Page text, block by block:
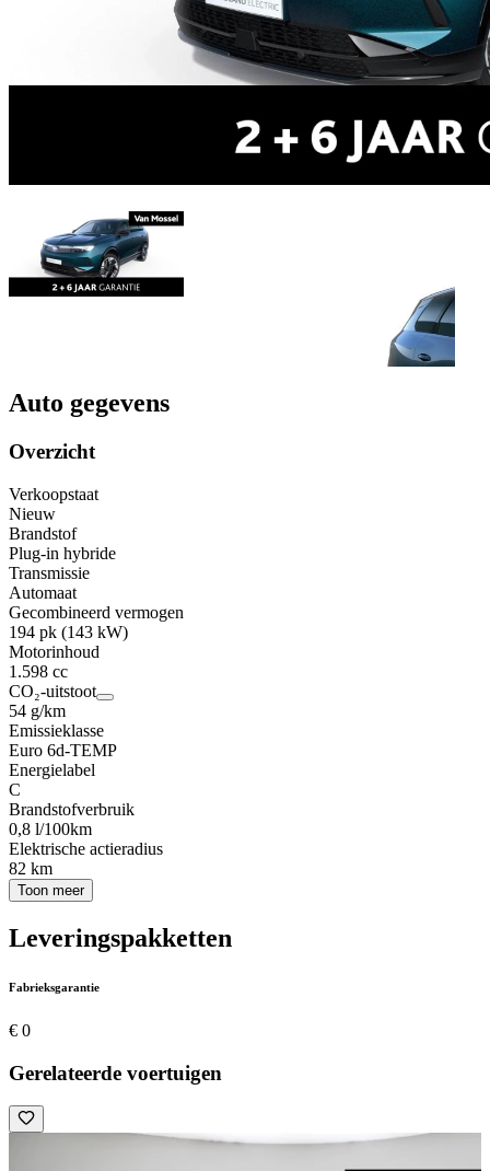
Auto gegevens
Overzicht
Verkoopstaat
Nieuw
Brandstof
Plug-in hybride
Transmissie
Automaat
Gecombineerd vermogen
194 pk (143 kW)
Motorinhoud
1.598 cc
CO₂-uitstoot
54 g/km
Emissieklasse
Euro 6d-TEMP
Energielabel
C
Brandstofverbruik
0,8 l/100km
Elektrische actieradius
82 km
Toon meer
Leveringspakketten
Fabrieksgarantie
€ 0
Gerelateerde voertuigen